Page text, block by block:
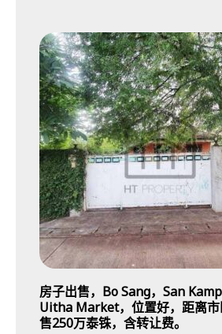
房子出售，Bo Sang，San
Uitha Market，位置好，距离市
售250万泰铢，含转让费。